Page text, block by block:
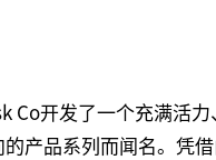
开发了一个充满活
产品系列而闻名。凭